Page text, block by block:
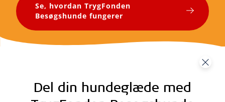
Se, hvordan TrygFonden
Besøgshunde fungerer
Del din hundeglæde med